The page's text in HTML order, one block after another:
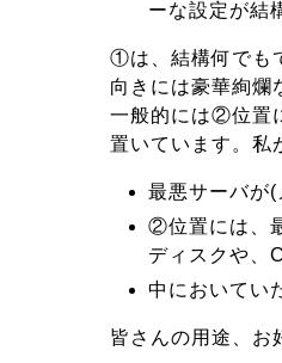
ーな設定が結
①は、結構何でも
向きには豪華絢爛
一般的には②位置
置いています。私
最悪サーバが(
②位置には、
ディスクや、
中においてい
皆さんの用途、お